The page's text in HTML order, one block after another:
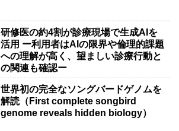
研修医の約4割が診療現場で生成AIを
活用 ー利用者はAIの限界や倫理的課題
への理解が高く、望ましい診療行動と
の関連も確認ー
世界初の完全なソングバードゲノムを
解読（First complete songbird
genome reveals hidden biology）